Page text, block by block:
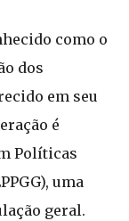
como o
dos
em seu
é
Políticas
uma
geral.